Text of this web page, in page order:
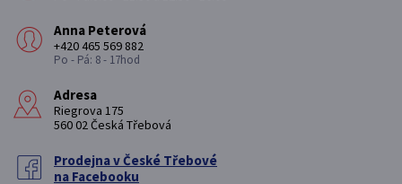
Anna Peterová
+420 465 569 882
Po - Pá: 8 - 17hod
Adresa
Riegrova 175
560 02 Česká Třebová
Prodejna v České Třebové
na Facebooku